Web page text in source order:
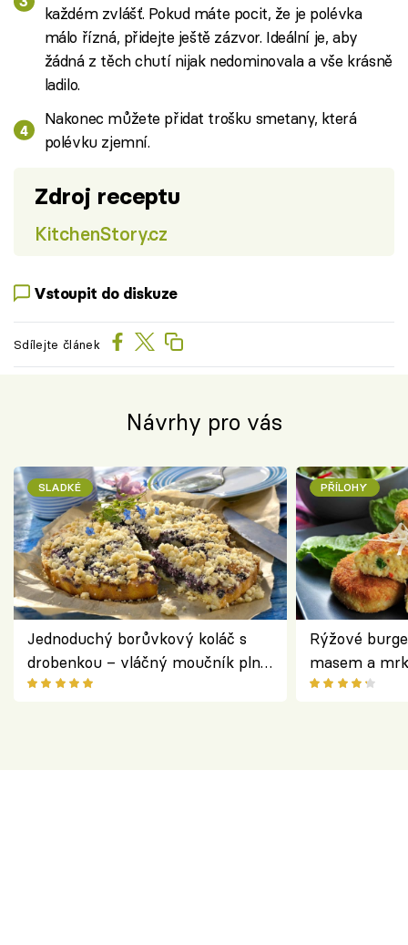
každém zvlášť. Pokud máte pocit, že je polévka
málo řízná, přidejte ještě zázvor. Ideální je, aby
žádná z těch chutí nijak nedominovala a vše krásně
ladilo.
Nakonec můžete přidat trošku smetany, která
polévku zjemní.
Zdroj receptu
KitchenStory.cz
Vstoupit do diskuze
Sdílejte článek
Návrhy pro vás
SLADKÉ
Jednoduchý borůvkový koláč s
drobenkou – vláčný moučník plný
ovoce
PŘÍLOHY
Rýžové
masem a
salátem –